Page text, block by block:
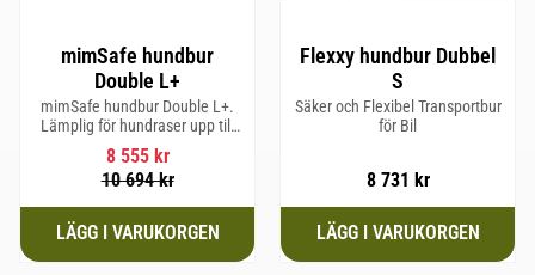
mimSafe hundbur
Double L+
mimSafe hundbur Double L+.
Lämplig för hundraser upp till
62 cm i mankhöjd
8 555kr
10 694kr
Flexxy hundbur Dubbel
S
Säker och Flexibel Transportbur
för Bil
8 731 kr